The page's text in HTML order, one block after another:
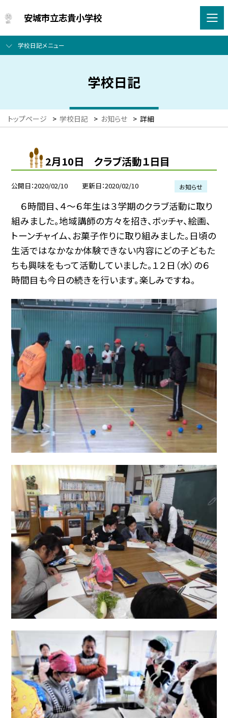
安城市立志貴小学校
学校日記メニュー
学校日記
トップページ > 学校日記 > お知らせ > 詳細
2月10日 クラブ活動１日目
公開日 2020/02/10 更新日 2020/02/10 お知らせ
６時間目、４〜６年生は３学期のクラブ活動に取り
組みました。地域講師の方々を招き、ボッチャ、絵画、
トーンチャイム、お菓子作りに取り組みました。日頃の
生活ではなかなか体験できない内容にどの子どもた
ちも興味をもって活動していました。１２日（水）の６
時間目も今日の続きを行います。楽しみですね。